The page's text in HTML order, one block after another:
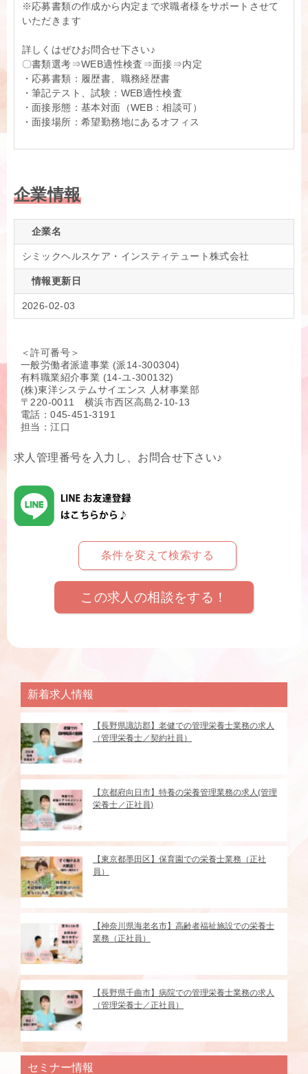
※応募書類の作成から内定まで求職者様をサポートさせて
いただきます
詳しくはぜひお問合せ下さい♪
〇書類選考⇒WEB適性検査⇒面接⇒内定
・応募書類：履歴書、職務経歴書
・筆記テスト、試験：WEB適性検査
・面接形態：基本対面（WEB：相談可）
・面接場所：希望勤務地にあるオフィス
企業情報
企業名
シミックヘルスケア・インスティテュート株式会社
情報更新日
2026-02-03
＜許可番号＞
一般労働者派遣事業 (派14-300304)
有料職業紹介事業 (14-ユ-300132)
(株)東洋システムサイエンス 人材事業部
〒220-0011 横浜市西区高島2-10-13
電話：045-451-3191
担当：江口
求人管理番号を入力し、お問合せ下さい♪
条件を変えて検索する
この求人の相談をする！
新着求人情報
【長野県諏訪郡】老健での管理栄養士業務の求人
（管理栄養士／契約社員）
【京都府向日市】特養の栄養管理業務の求人(管理
栄養士／正社員)
【東京都墨田区】保育園での栄養士業務（正社
員）
【神奈川県海老名市】高齢者福祉施設での栄養士
業務（正社員）
【長野県千曲市】病院での管理栄養士業務の求人
（管理栄養士／正社員）
セミナー情報